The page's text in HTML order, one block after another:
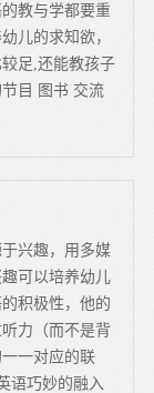
教与学都要重
儿的求知欲，
足,还能教孩子
目 图书 交流
兴趣，用多媒
可以培养幼儿
积极性，他的
力（而不是背
一对应的联
语巧妙的融入